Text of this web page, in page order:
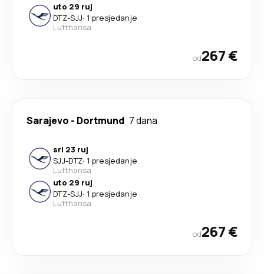
uto 29 ruj
DTZ-SJJ· 1 presjedanje
Lufthansa
od267 €
Sarajevo - Dortmund 7 dana
sri 23 ruj
SJJ-DTZ· 1 presjedanje
Lufthansa
uto 29 ruj
DTZ-SJJ· 1 presjedanje
Lufthansa
od267 €